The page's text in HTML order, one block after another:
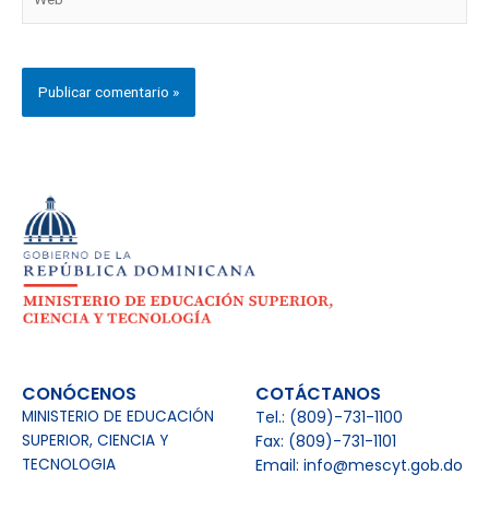
CONÓCENOS
MINISTERIO DE EDUCACIÓN
SUPERIOR, CIENCIA Y
TECNOLOGIA
COTÁCTANOS
Tel.: (809)-731-1100
Fax: (809)-731-1101
Email: info@mescyt.gob.do